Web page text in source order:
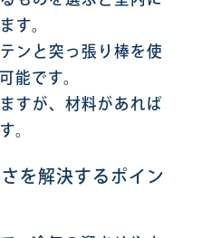
す。
ンと突っ張り棒を使
能です。
すが、材料があれば
。
を解決するポイン